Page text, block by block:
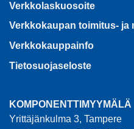
Verkkolaskuosoite
Verkkokaupan toimitus- ja
Verkkokauppainfo
Tietosuojaseloste
KOMPONENTTIMYYMÄLÄ
Yrittäjänkulma 3, Tampere